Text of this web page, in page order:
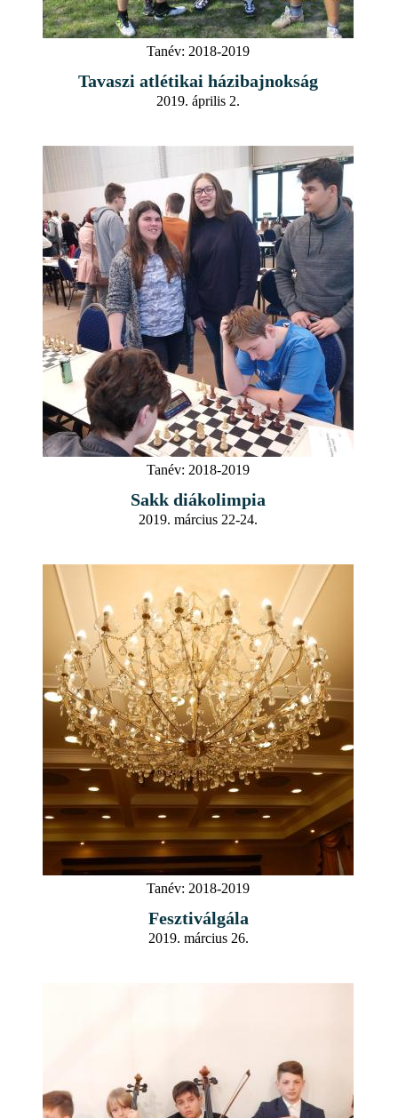
Tanév: 2018-2019
Tavaszi atlétikai házibajnokság
2019. április 2.
Tanév: 2018-2019
Sakk diákolimpia
2019. március 22-24.
Tanév: 2018-2019
Fesztiválgála
2019. március 26.